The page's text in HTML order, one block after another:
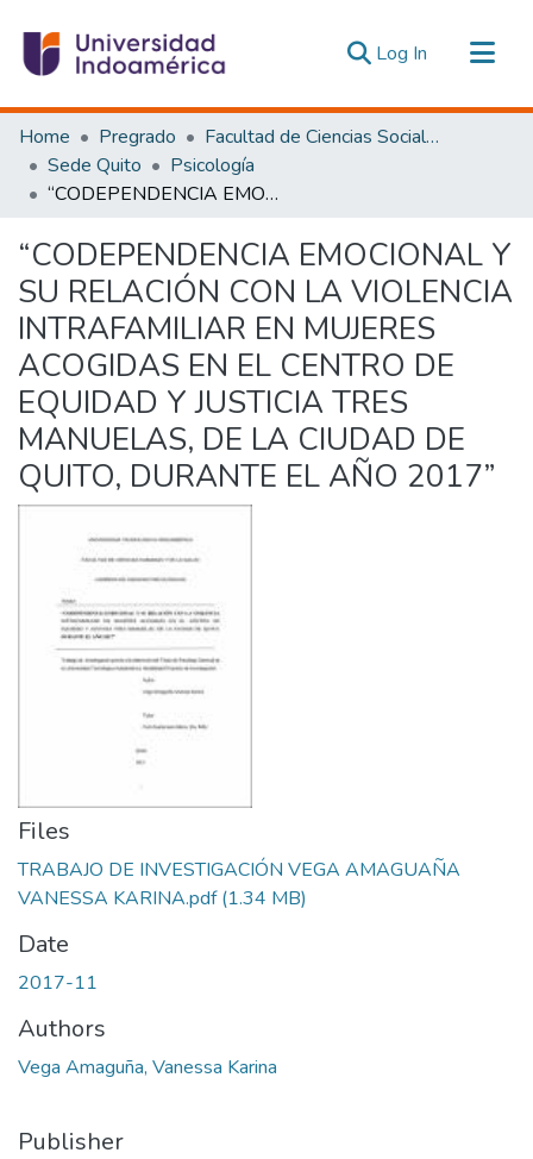
Log In (current)
Communities & Collections
All of DSpace
Statistics
Home Pregrado
Facultad de Ciencias Sociales y Humanas
Sede Quito
Psicología
“CODEPENDENCIA EMOCIONAL Y SU RELACIÓN CON LA VIOLENCIA INTRAFAMILIAR EN MUJERES ACOGIDAS EN EL CENTRO DE EQUIDAD Y JUSTICIA TRES MANUELAS, DE LA CIUDAD DE QUITO, DURANTE EL AÑO 2017”
“CODEPENDENCIA EMOCIONAL Y
SU RELACIÓN CON LA VIOLENCIA
INTRAFAMILIAR EN MUJERES
ACOGIDAS EN EL CENTRO DE
EQUIDAD Y JUSTICIA TRES
MANUELAS, DE LA CIUDAD DE
QUITO, DURANTE EL AÑO 2017”
Files
TRABAJO DE INVESTIGACIÓN VEGA AMAGUAÑA
VANESSA KARINA.pdf(1.34 MB)
Date
2017-11
Authors
Vega Amaguña, Vanessa Karina
Publisher